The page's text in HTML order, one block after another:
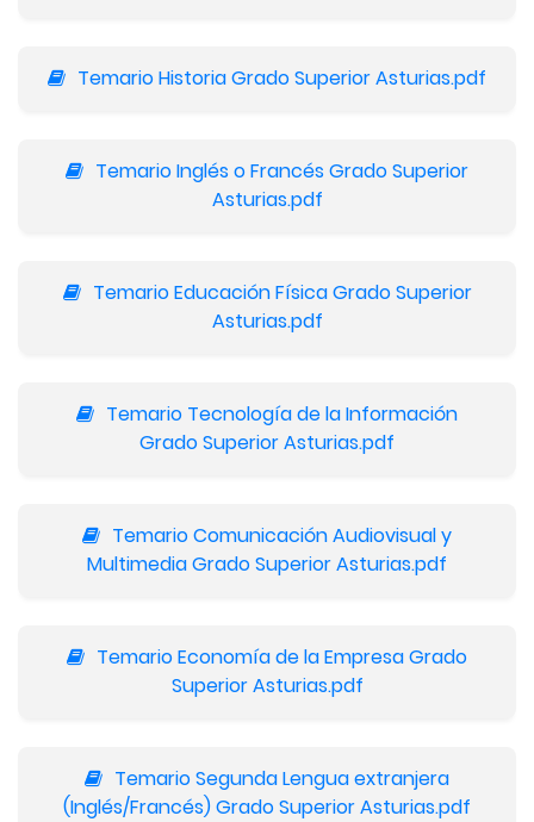
Temario Historia Grado Superior Asturias.pdf
Temario Inglés o Francés Grado Superior
Asturias.pdf
Temario Educación Física Grado Superior
Asturias.pdf
Temario Tecnología de la Información
Grado Superior Asturias.pdf
Temario Comunicación Audiovisual y
Multimedia Grado Superior Asturias.pdf
Temario Economía de la Empresa Grado
Superior Asturias.pdf
Temario Segunda Lengua extranjera
(Inglés/Francés) Grado Superior Asturias.pdf